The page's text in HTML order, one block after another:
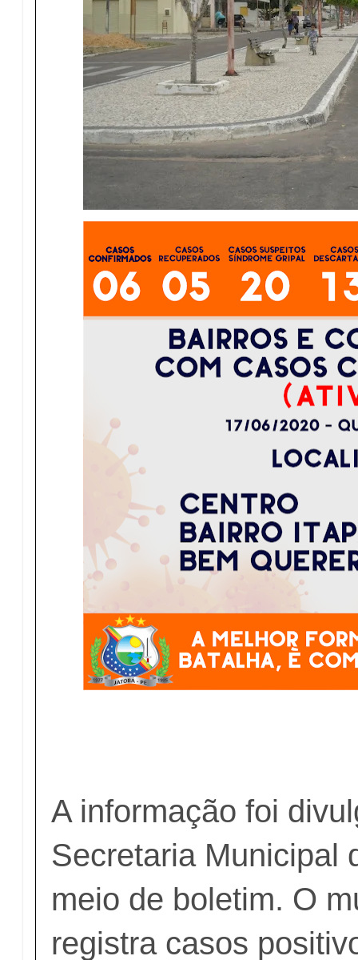
A informação foi
Secretaria Municipal
meio de boletim. O
registra casos